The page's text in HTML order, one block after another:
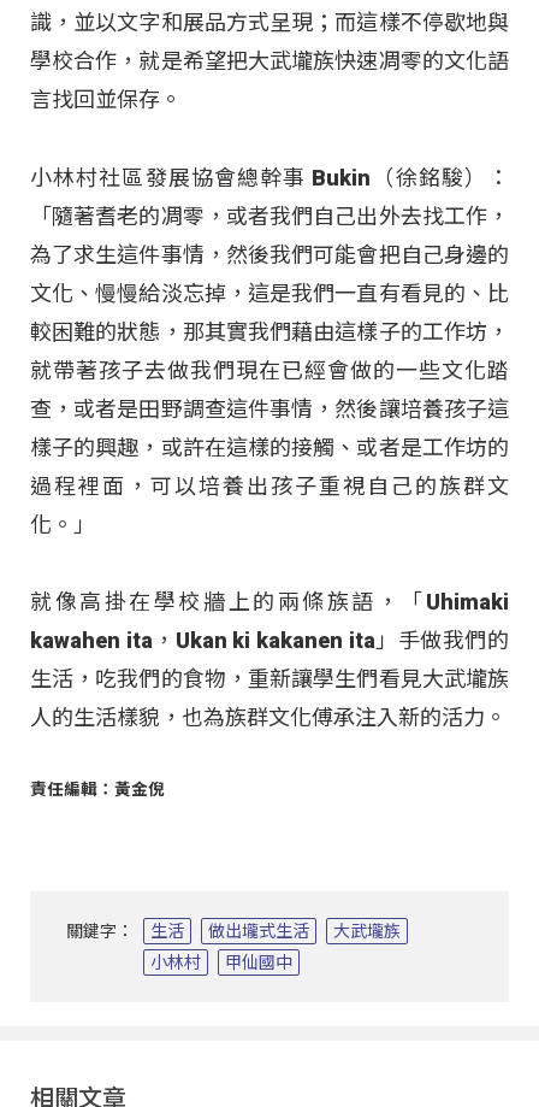
識，並以文字和展品方式呈現；而這樣不停歇地與
學校合作，就是希望把大武壠族快速凋零的文化語
言找回並保存。
小林村社區發展協會總幹事 Bukin（徐銘駿）：
「隨著耆老的凋零，或者我們自己出外去找工作，
為了求生這件事情，然後我們可能會把自己身邊的
文化、慢慢給淡忘掉，這是我們一直有看見的、比
較困難的狀態，那其實我們藉由這樣子的工作坊，
就帶著孩子去做我們現在已經會做的一些文化踏
查，或者是田野調查這件事情，然後讓培養孩子這
樣子的興趣，或許在這樣的接觸、或者是工作坊的
過程裡面，可以培養出孩子重視自己的族群文
化。」
就像高掛在學校牆上的兩條族語，「Uhimaki
kawahen ita，Ukan ki kakanen ita」手做我們的
生活，吃我們的食物，重新讓學生們看見大武壠族
人的生活樣貌，也為族群文化傅承注入新的活力。
責任編輯：黃金倪
關鍵字： 生活 做出壠式生活
大武壠族
小林村
甲仙國中
相關文章